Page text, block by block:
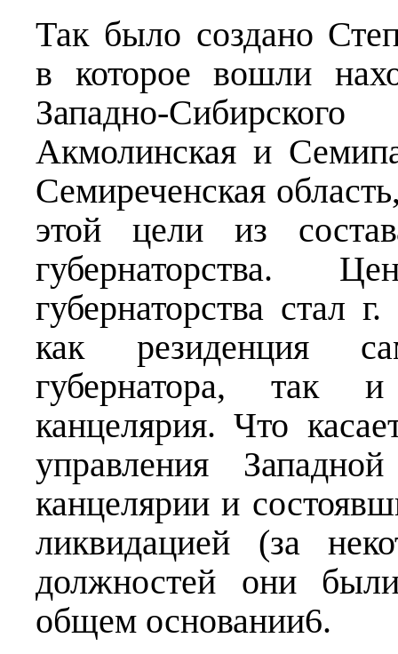
Так было создано
в которое вошли
Западно-
Акмолинская и
Семиреченская
этой цели из
губернаторства.
губернаторства стал
как резиденция
губернатора, так
канцелярия. Что
управления
канцелярии и
ликвидацией (за
должностей они
общем основании6.